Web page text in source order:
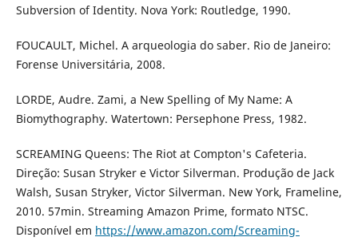
Subversion of Identity. Nova York: Routledge, 1990.
FOUCAULT, Michel. A arqueologia do saber. Rio de Janeiro:
Forense Universitária, 2008.
LORDE, Audre. Zami, a New Spelling of My Name: A
Biomythography. Watertown: Persephone Press, 1982.
SCREAMING Queens: The Riot at Compton's Cafeteria.
Direção: Susan Stryker e Victor Silverman. Produção de Jack
Walsh, Susan Stryker, Victor Silverman. New York, Frameline,
2010. 57min. Streaming Amazon Prime, formato NTSC.
Disponível em https://www.amazon.com/Screaming-